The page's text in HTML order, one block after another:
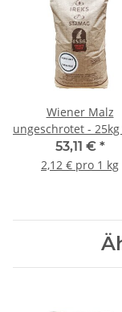
Wiener Malz
ungeschrotet - 25kg
53,11 € *
2,12 € pro 1 kg